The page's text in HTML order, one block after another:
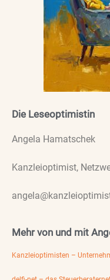
Die Leseoptimistin
Angela Hamatschek
Kanzleioptimist,
Mehr von und mit
Kanzleioptimisten –